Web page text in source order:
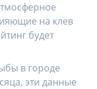
на клев
будет
в городе
эти данные